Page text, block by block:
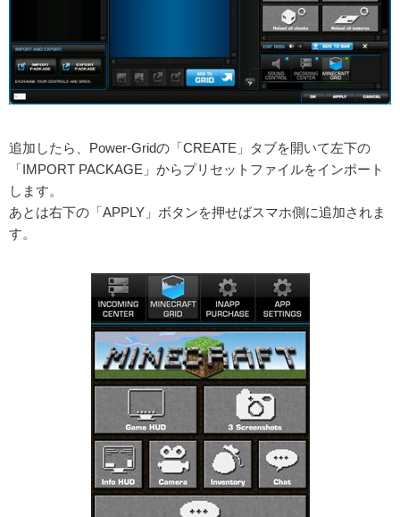
追加したら、Power-Gridの「CREATE」タブを開いて左下の
「IMPORT PACKAGE」からプリセットファイルをインポート
します。
あとは右下の「APPLY」ボタンを押せばスマホ側に追加されま
す。